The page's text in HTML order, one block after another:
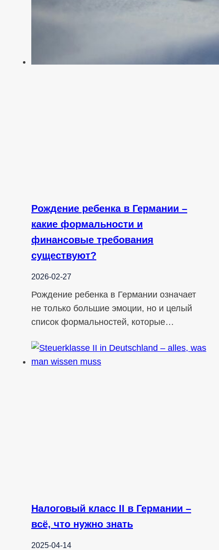
Рождение ребенка в Германии –
какие формальности и
финансовые требования
существуют?
2026-02-27
Рождение ребенка в Германии означает
не только большие эмоции, но и целый
список формальностей, которые…
Налоговый класс II в Германии –
всё, что нужно знать
2025-04-14